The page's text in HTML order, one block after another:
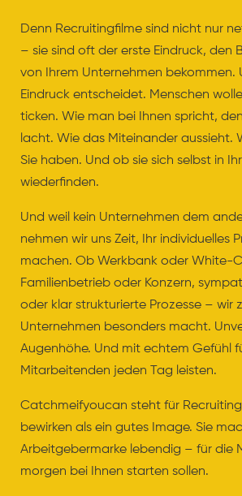
Denn Recruitingfilme sind nicht nur
– sie sind oft der erste Eindruck, den
von Ihrem Unternehmen bekommen.
Eindruck entscheidet. Menschen
ticken. Wie man bei Ihnen spricht,
lacht. Wie das Miteinander aussieht.
Sie haben. Und ob sie sich selbst in
wiederfinden.
Und weil kein Unternehmen dem
nehmen wir uns Zeit, Ihr individuelles
machen. Ob Werkbank oder White-
Familienbetrieb oder Konzern,
oder klar strukturierte Prozesse – wir
Unternehmen besonders macht.
Augenhöhe. Und mit echtem Gefühl
Mitarbeitenden jeden Tag leisten.
Catchmeifyoucan steht für
bewirken als ein gutes Image. Sie
Arbeitgebermarke lebendig – für die
morgen bei Ihnen starten sollen.